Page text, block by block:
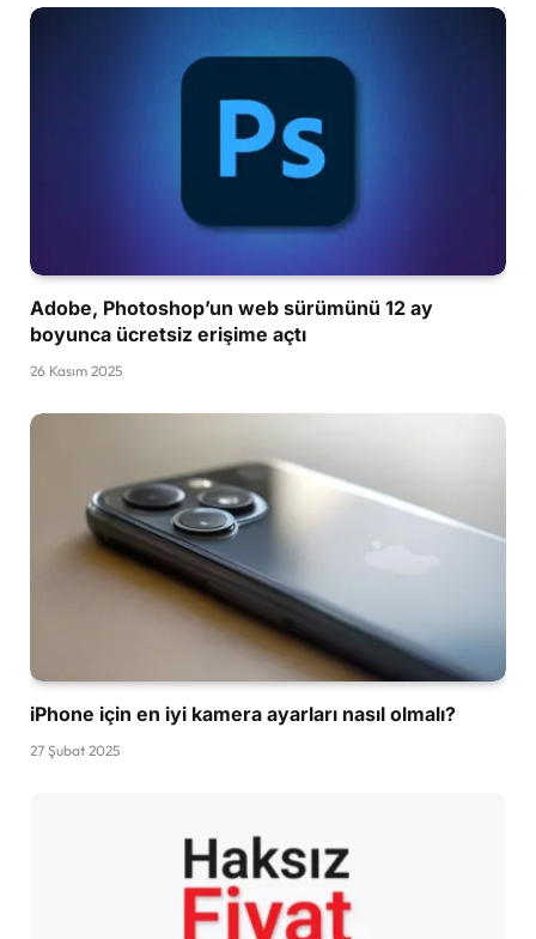
Adobe, Photoshop’un web sürümünü 12 ay
boyunca ücretsiz erişime açtı
26 Kasım 2025
iPhone için en iyi kamera ayarları nasıl olmalı?
27 Şubat 2025